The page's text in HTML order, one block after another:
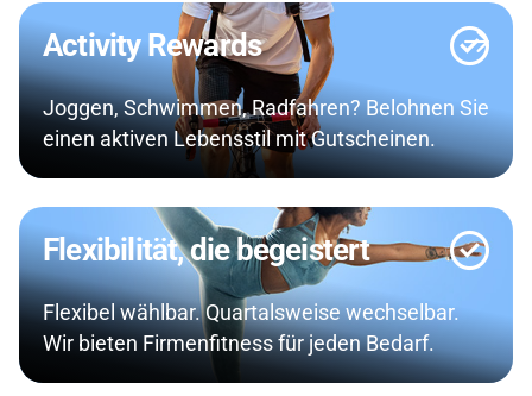
Activity Rewards
Joggen, Schwimmen, Radfahren? Belohnen Sie
einen aktiven Lebensstil mit Gutscheinen.
Flexibilität, die begeistert
Flexibel wählbar. Quartalsweise wechselbar.
Wir bieten Firmenfitness für jeden Bedarf.